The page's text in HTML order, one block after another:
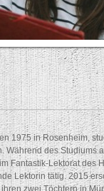
1975 in Rosenheim,
Während des Studiums
Fantastik-Lektorat des
Lektorin tätig. 2015
zwei Töchtern in